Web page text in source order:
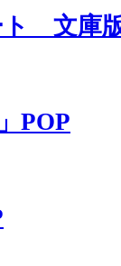
ト 文庫
POP